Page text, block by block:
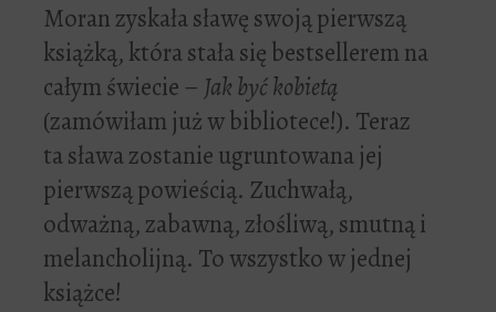
Moran zyskała sławę swoją pierwszą
książką, która stała się bestsellerem na
całym świecie – Jak być kobietą
(zamówiłam już w bibliotece!). Teraz
ta sława zostanie ugruntowana jej
pierwszą powieścią. Zuchwałą,
odważną, zabawną, złośliwą, smutną i
melancholijną. To wszystko w jednej
książce!